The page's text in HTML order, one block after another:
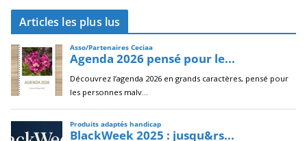
c
i
v
e
s
Articles les plus lus